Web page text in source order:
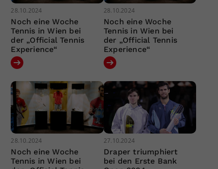
28.10.2024
Noch eine Woche
Tennis in Wien bei
der „Official Tennis
Experience“
28.10.2024
Noch eine Woche
Tennis in Wien bei
der „Official Tennis
Experience“
28.10.2024
Noch eine Woche
Tennis in Wien bei
27.10.2024
Draper triumphiert
bei den Erste Bank